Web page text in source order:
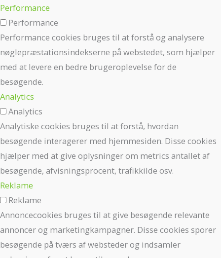
Performance
Performance
Performance cookies bruges til at forstå og analysere
nøglepræstationsindekserne på webstedet, som hjælper
med at levere en bedre brugeroplevelse for de
besøgende.
Analytics
Analytics
Analytiske cookies bruges til at forstå, hvordan
besøgende interagerer med hjemmesiden. Disse cookies
hjælper med at give oplysninger om metrics antallet af
besøgende, afvisningsprocent, trafikkilde osv.
Reklame
Reklame
Annoncecookies bruges til at give besøgende relevante
annoncer og marketingkampagner. Disse cookies sporer
besøgende på tværs af websteder og indsamler